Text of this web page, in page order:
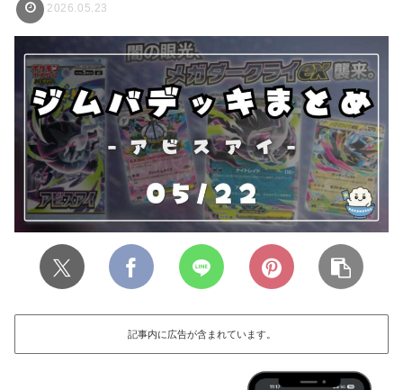
2026.05.23
記事内に広告が含まれています。